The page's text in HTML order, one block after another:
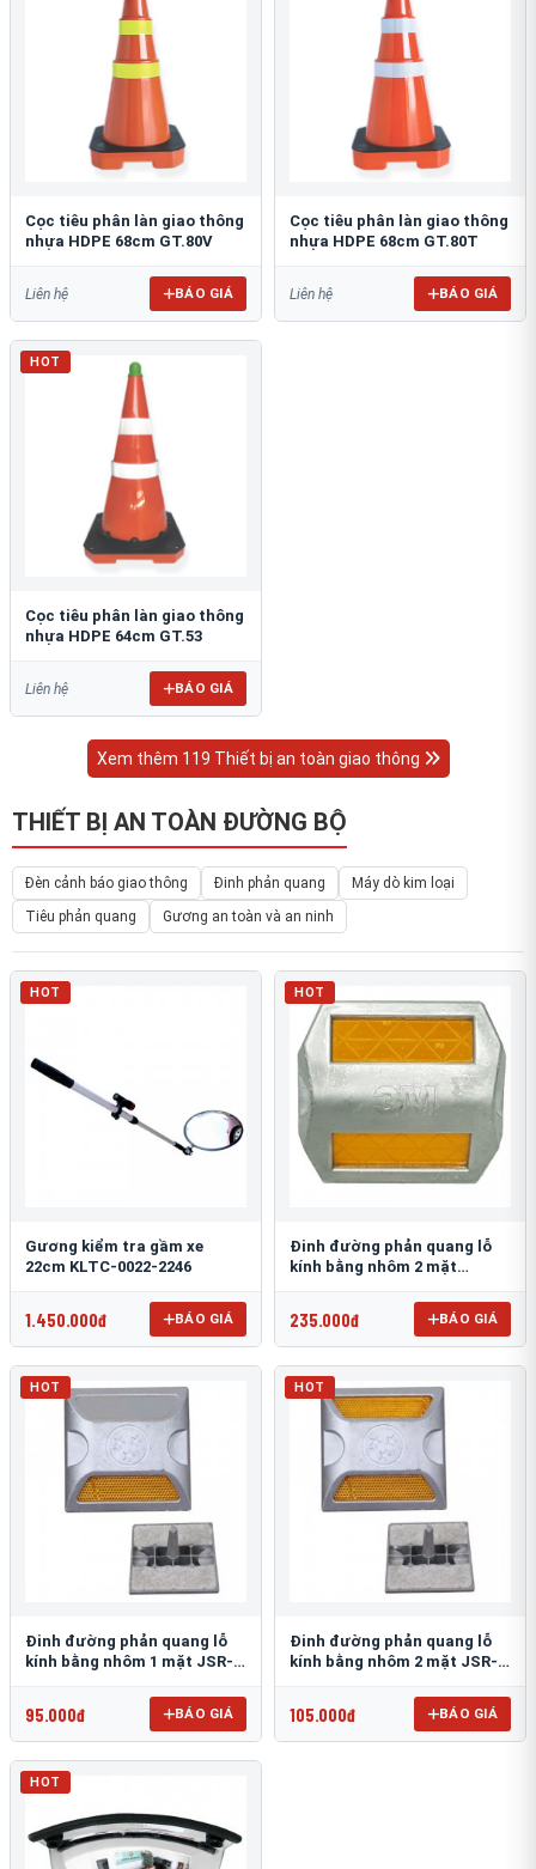
Cọc tiêu phân làn giao thông
nhựa HDPE 68cm GT.80V
Liên hệ BÁO GIÁ
Cọc tiêu phân làn giao thông
nhựa HDPE 68cm GT.80T
Liên hệ BÁO GIÁ
HOT
Cọc tiêu phân làn giao thông
nhựa HDPE 64cm GT.53
Liên hệ BÁO GIÁ
Xem thêm 119 Thiết bị an toàn giao thông
THIẾT BỊ AN TOÀN ĐƯỜNG BỘ
Đèn cảnh báo giao thông Đinh phản quang
Máy dò kim loại
Tiêu phản quang
Gương an toàn và an ninh
HOT
Gương kiểm tra gầm xe
22cm KLTC-0022-2246
1.450.000đ BÁO GIÁ
HOT
Đinh đường phản quang lỗ
kính bằng nhôm 2 mặt
235.000đ BÁO GIÁ
HOT
Đinh đường phản quang lỗ
kính bằng nhôm 1 mặt JSR-
95.000đ BÁO GIÁ
HOT
Đinh đường phản quang lỗ
kính bằng nhôm 2 mặt JSR-
105.000đ BÁO GIÁ
HOT